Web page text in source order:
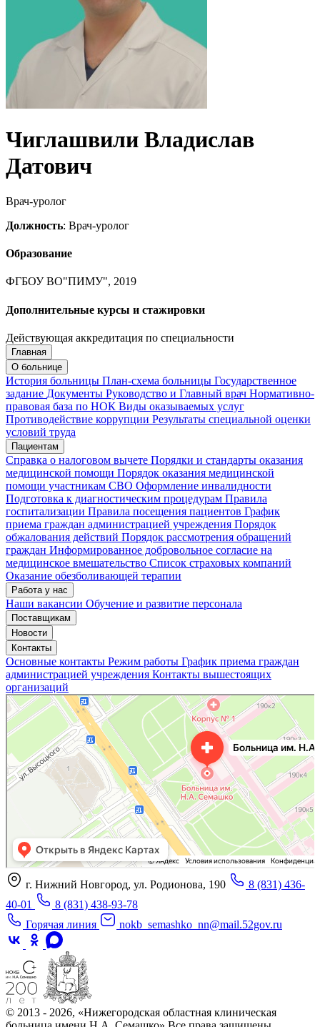
Чиглашвили Владислав
Датович
Врач-уролог
Должность: Врач-уролог
Образование
ФГБОУ ВО"ПИМУ", 2019
Дополнительные курсы и стажировки
Действующая аккредитация по специальности
Запись на приём
Подтвердить запись Отмена
Запись подтверждена
Мои записи
Главная
О больнице
История больницы План-схема больницы Государственное
задание Документы Руководство и Главный врач Нормативно-
правовая база по НОК Виды оказываемых услуг
Противодействие коррупции Результаты специальной оценки
условий труда
Пациентам
Справка о налоговом вычете Порядки и стандарты оказания
медицинской помощи Порядок оказания медицинской
помощи участникам СВО Оформление инвалидности
Подготовка к диагностическим процедурам Правила
госпитализации Правила посещения пациентов График
приема граждан администрацией учреждения Порядок
обжалования действий Порядок рассмотрения обращений
граждан Информированное добровольное согласие на
медицинское вмешательство Список страховых компаний
Оказание обезболивающей терапии
Работа у нас
Наши вакансии Обучение и развитие персонала
Поставщикам
Новости
Контакты
Основные контакты Режим работы График приема граждан
администрацией учреждения Контакты вышестоящих
организаций
«Нижегородская областная клиническая больница имени Н.А. Семашко»
Отделение больницы, госпиталя в Нижнем Новгороде
Больница для взрослых в Нижнем Новгороде
г. Нижний Новгород, ул. Родионова, 190
8 (831) 436-
40-01
8 (831) 438-93-78
Горячая линия
nokb_semashko_nn@mail.52gov.ru
© 2013 - 2026, «Нижегородская областная клиническая